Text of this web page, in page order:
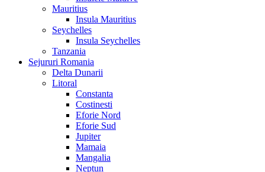
Mauritius
Insula Mauritius
Seychelles
Insula Seychelles
Tanzania
Sejururi Romania
Delta Dunarii
Litoral
Constanta
Costinesti
Eforie Nord
Eforie Sud
Jupiter
Mamaia
Mangalia
Neptun